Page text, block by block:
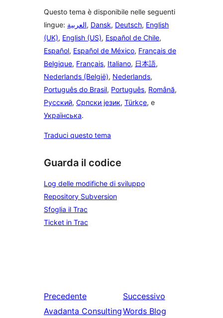
Questo tema è disponibile nelle seguenti
lingue: العربية, Dansk, Deutsch, English
(UK), English (US), Español de Chile,
Español, Español de México, Français de
Belgique, Français, Italiano, 日本語,
Nederlands (België), Nederlands,
Português do Brasil, Português, Română,
Русский, Српски језик, Türkçe, e
Українська.
Traduci questo tema
Guarda il codice
Log delle modifiche di sviluppo
Repository Subversion
Sfoglia il Trac
Ticket in Trac
Precedente
Avadanta Consulting
Successivo
Words Blog